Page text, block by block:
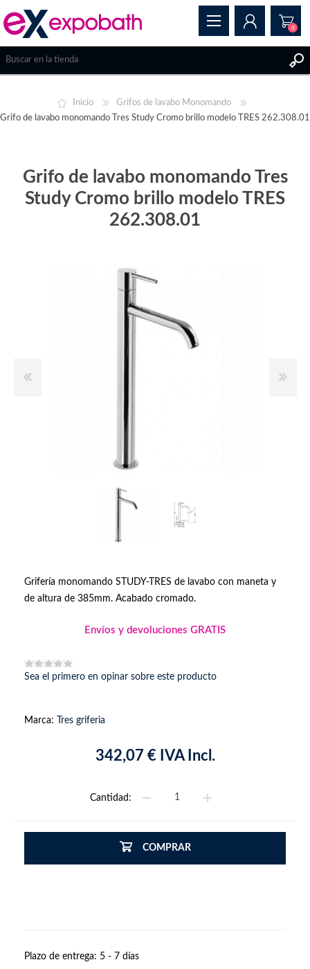
INICIAR SESIÓN
0
Inicio
Grifos de lavabo Monomando
Grifo de lavabo monomando Tres Study Cromo brillo modelo TRES 262.308.01
Grifo de lavabo monomando Tres
Study Cromo brillo modelo TRES
262.308.01
Grifería monomando STUDY-TRES de lavabo con maneta y
de altura de 385mm. Acabado cromado.
Envíos y devoluciones GRATIS
Sea el primero en opinar sobre este producto
Marca: Tres griferia
342,07 € IVA Incl.
Cantidad:
COMPRAR
Plazo de entrega: 5 - 7 días